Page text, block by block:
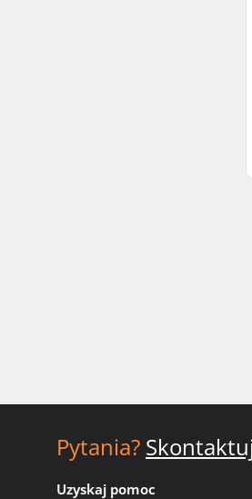
Pytania?
Uzyskaj pomoc